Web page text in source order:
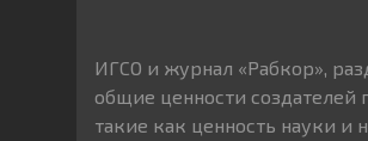
ИГСО и журнал «Рабкор»,
общие ценности создателей
такие как ценность науки и